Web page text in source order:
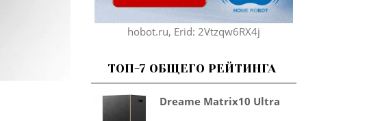
hobot.ru, Erid: 2Vtzqw6RX4j
ТОП-7 ОБЩЕГО РЕЙТИНГА
Dreame Matrix10 Ultra